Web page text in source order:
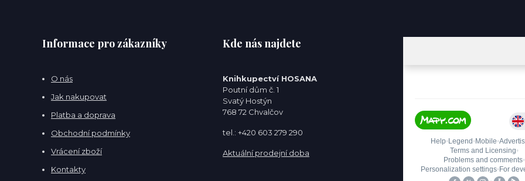
Informace pro zákazníky
O nás
Jak nakupovat
Platba a doprava
Obchodní podmínky
Vrácení zboží
Kontakty
Kde nás najdete
Knihkupectví HOSANA
Poutní dům č. 1
Svatý Hostýn
768 72 Chvalčov
tel.: +420 603 279 290
Aktuální prodejní doba